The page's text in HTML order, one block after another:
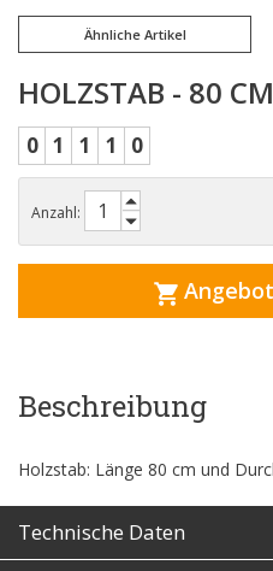
Ähnliche Artikel
HOLZSTAB - 80 CM
0 1 1 1 0
Anzahl:
Beschreibung
Holzstab: Länge 80 cm und
Technische Daten